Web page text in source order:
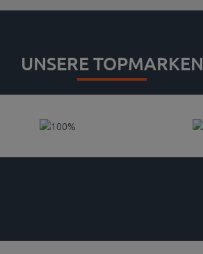
UNSERE TOPMARKEN